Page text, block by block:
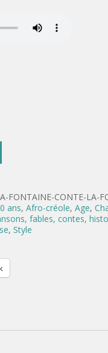
FONTAINE-CONTE-LA-
ans, Afro-créole, Age,
fables, contes,
, Style